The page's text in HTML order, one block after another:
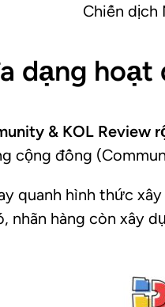
Chiến dịch
dạng
& KOL Review
cộng đồng
quanh hình thức
nhãn hàng còn xây